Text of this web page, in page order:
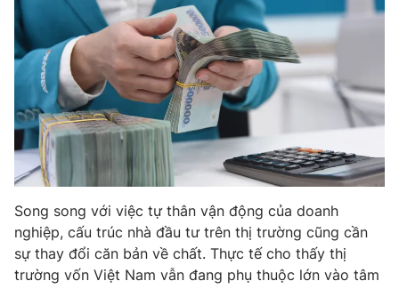
Song song với việc tự thân vận động của doanh
nghiệp, cấu trúc nhà đầu tư trên thị trường cũng cần
sự thay đổi căn bản về chất. Thực tế cho thấy thị
trường vốn Việt Nam vẫn đang phụ thuộc lớn vào tâm